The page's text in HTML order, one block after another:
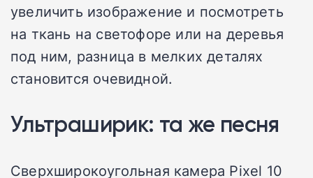
увеличить изображение и посмотреть
на ткань на светофоре или на деревья
под ним, разница в мелких деталях
становится очевидной.
Ультраширик: та же песня
Сверхширокоугольная камера Pixel 10